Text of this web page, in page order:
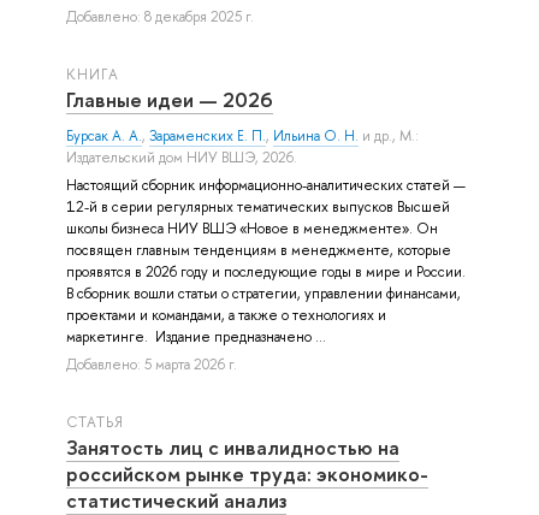
Добавлено: 8 декабря 2025 г.
КНИГА
Главные идеи — 2026
Бурсак А. А., Зараменских Е. П., Ильина О. Н. и др., М.:
Издательский дом НИУ ВШЭ, 2026.
Настоящий сборник информационно-аналитических статей —
12-й в серии регулярных тематических выпусков Высшей
школы бизнеса НИУ ВШЭ «Новое в менеджменте». Он
посвящен главным тенденциям в менеджменте, которые
проявятся в 2026 году и последующие годы в мире и России.
В сборник вошли статьи о стратегии, управлении финансами,
проектами и командами, а также о технологиях и
маркетинге. Издание предназначено ...
Добавлено: 5 марта 2026 г.
СТАТЬЯ
Занятость лиц с инвалидностью на
российском рынке труда: экономико-
статистический анализ